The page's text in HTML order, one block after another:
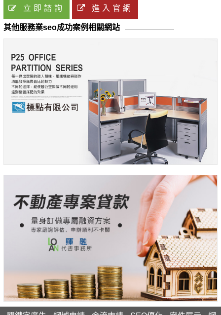
立即諮詢 進入官網
其他服務業seo成功案例相關網站